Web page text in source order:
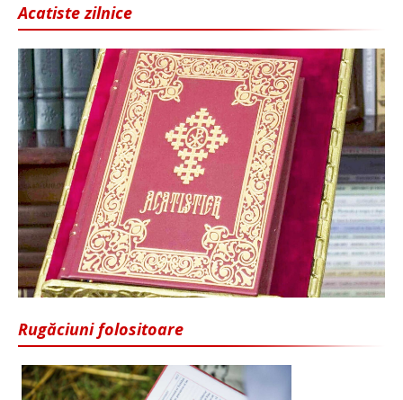
Acatiste zilnice
Rugăciuni folositoare